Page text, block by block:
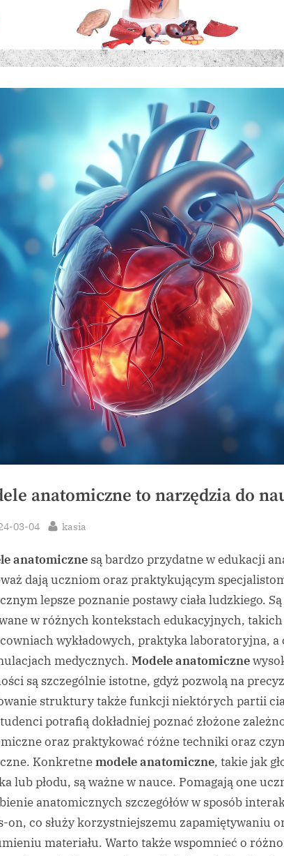
anatomiczne to narzędzia do
03-04 By
kasia
anatomiczne są bardzo przydatne w edukacji
dają uczniom oraz praktykującym
lepsze poznanie postawy ciała ludzkiego.
w różnych kontekstach edukacyjnych,
wykładowych, praktyka laboratoryjna, a
medycznych. Modele anatomiczne
są szczególnie istotne, gdyż pozwolą na
struktury także funkcji niektórych partii
potrafią dokładniej poznać złożone
oraz praktykować różne techniki oraz
Konkretnemodele anatomiczne, takie jak
lub płodu, są ważne w nauce. Pomagają one
anatomicznych szczegółów w sposób
on, co służy korzystniejszemu zapamiętywaniu
materiału. Warto także wspomnieć o